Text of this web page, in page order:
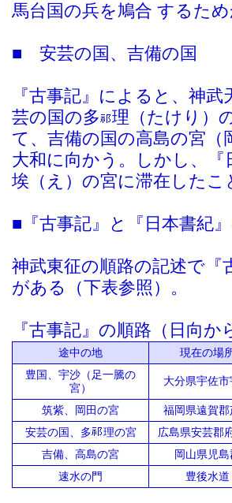
馬台国の兵を鳩合 するた
■ 安芸の国、吉備の国
『古事記』によると、神
芸の国の多
理（たけり）
て、吉備の国の高島の宮
大和に向かう。しかし、
埃（え）の宮に滞在した
■『古事記』と『日本書紀
神武東征の順路の記述で『
がある（下表参照）。
『古事記』の順路（日向
途中の地
現在の場
豊国、宇沙（足一騰の
宮）
大分県宇佐市
筑紫、岡田の宮
福岡県遠賀郡
安芸の国、多
理の宮
広島県安芸郡
吉備、高島の宮
岡山県児島
速水の門
豊後水道